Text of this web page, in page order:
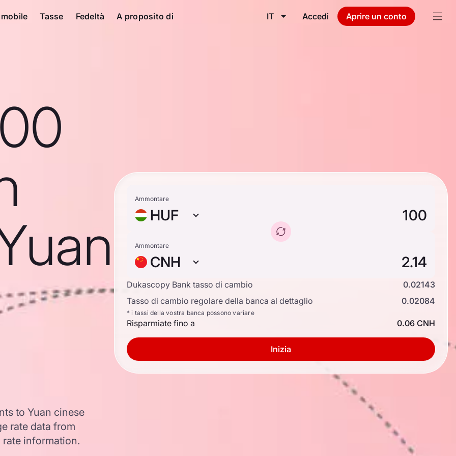
Tasse Fedeltà A proposito di IT Accedi Aprire un conto
to Yuan cinese
rate data from
information.
Ammontare
HUF
Ammontare
CNH
Dukascopy Bank tasso di cambio
0.02143
Tasso di cambio regolare della banca al dettaglio
0.02084
* i tassi della vostra banca possono variare
Risparmiate fino a 0.06 CNH
Inizia